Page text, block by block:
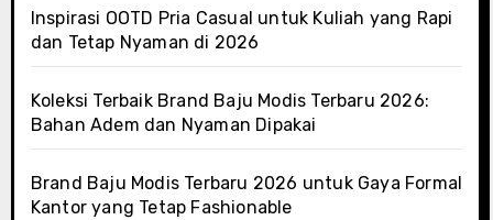
Inspirasi OOTD Pria Casual untuk Kuliah yang Rapi
dan Tetap Nyaman di 2026
Koleksi Terbaik Brand Baju Modis Terbaru 2026:
Bahan Adem dan Nyaman Dipakai
Brand Baju Modis Terbaru 2026 untuk Gaya Formal
Kantor yang Tetap Fashionable